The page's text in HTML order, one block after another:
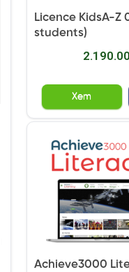
Licence KidsA-Z
students)
Xem
Achieve3000